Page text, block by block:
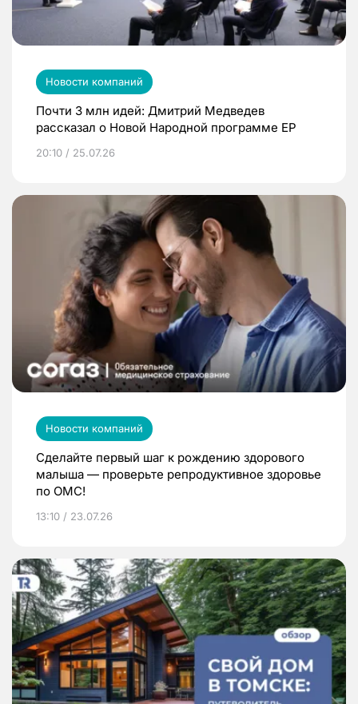
Новости компаний
Почти 3 млн идей: Дмитрий Медведев
рассказал о Новой Народной программе ЕР
20:10 / 25.07.26
Новости компаний
Сделайте первый шаг к рождению здорового
малыша — проверьте репродуктивное здоровье
по ОМС!
13:10 / 23.07.26